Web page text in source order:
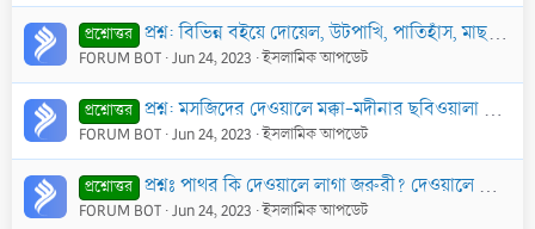
প্রশ্নোত্তর প্রশ্ন: বিভিন্ন বইয়ে দোয়েল, উটপাখি, পাতিহাঁস, মাছ, হরিণ, বাঘ ইত্যাদির ছবি থাকে। অনেক সময় ঘরের মধ্যে ঐ বইয়ের পাতাগুলো খোলা অবস্থায় থাকে। এমনকি আমরা যে
FORUM BOT Jun 24, 2023 ইসলামিক আপডেট
প্রশ্নোত্তর প্রশ্ন: মসজিদের দেওয়ালে মক্কা-মদীনার ছবিওয়ালা টাইলস লাগানো যাবে কি?
FORUM BOT Jun 24, 2023 ইসলামিক আপডেট
প্রশ্নোত্তর প্রশ্নঃ পাথর কি দেওয়ালে লাগা জরুরী? দেওয়ালে লেগে যদি হওযে না পড়ে, তাহলে যথেষ্ট কি? পাথর যদি না ছুঁড়ে হওযের কিনারায় দাঁড়িয়ে তাতে ছেড়ে দেওয়া হয়, তাহলে শ
FORUM BOT Jun 24, 2023 ইসলামিক আপডেট